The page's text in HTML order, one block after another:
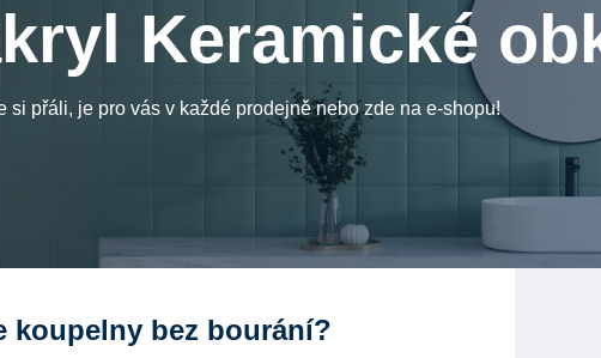
Keramické
si přáli, je pro vás v každé prodejně nebo zde na e-shopu!
koupelny bez bourání?